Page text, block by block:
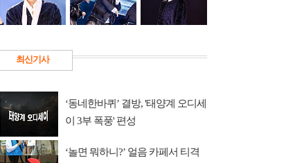
최신기사
‘동네한바퀴’ 결방, '태양계 오디세
이 3부 폭풍' 편성
‘놀면 뭐하니?’ 얼음 카페서 티격